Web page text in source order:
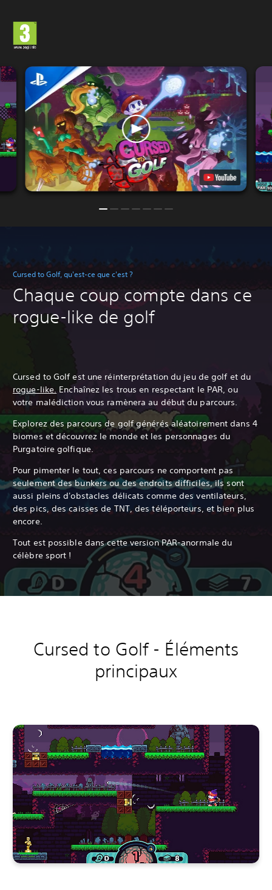
Cursed to Golf, qu'est-ce que c'est ?
Chaque coup compte dans ce
rogue-like de golf
Cursed to Golf est une réinterprétation du jeu de golf et du
rogue-like. Enchaînez les trous en respectant le PAR, ou
votre malédiction vous ramènera au début du parcours.
Explorez des parcours de golf générés aléatoirement dans 4
biomes et découvrez le monde et les personnages du
Purgatoire golfique.
Pour pimenter le tout, ces parcours ne comportent pas
seulement des bunkers ou des endroits difficiles, ils sont
aussi pleins d'obstacles délicats comme des ventilateurs,
des pics, des caisses de TNT, des téléporteurs, et bien plus
encore.
Tout est possible dans cette version PAR-anormale du
célèbre sport !
Cursed to Golf - Éléments
principaux